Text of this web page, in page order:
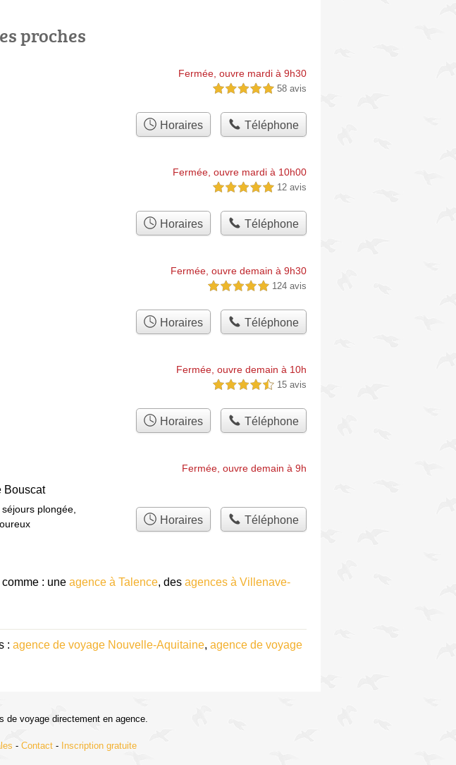
proches
Fermée, ouvre mardi à 9h30
5,0 étoiles sur 5 58 avis
Horaires Téléphone
Fermée, ouvre mardi à 10h00
5,0 étoiles sur 5 12 avis
Horaires Téléphone
Fermée, ouvre demain à 9h30
5,0 étoiles sur 5 124 avis
Horaires Téléphone
Fermée, ouvre demain à 10h
4,5 étoiles sur 5 15 avis
Horaires Téléphone
Bouscat
Fermée, ouvre demain à 9h
séjours plongée
Horaires Téléphone
: une agence à Talence, des agences à Villenave-
: agence de voyage Nouvelle-Aquitaine, agence de voyage
de voyage directement en agence.
- Contact- Inscription gratuite